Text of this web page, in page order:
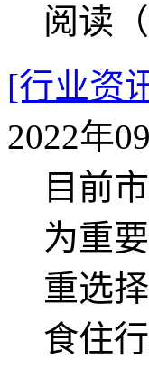
阅读
[行业资
2022年
目前
为重
重选
食住